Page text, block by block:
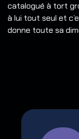
catalogué à tort
à lui tout seul et
donne toute sa